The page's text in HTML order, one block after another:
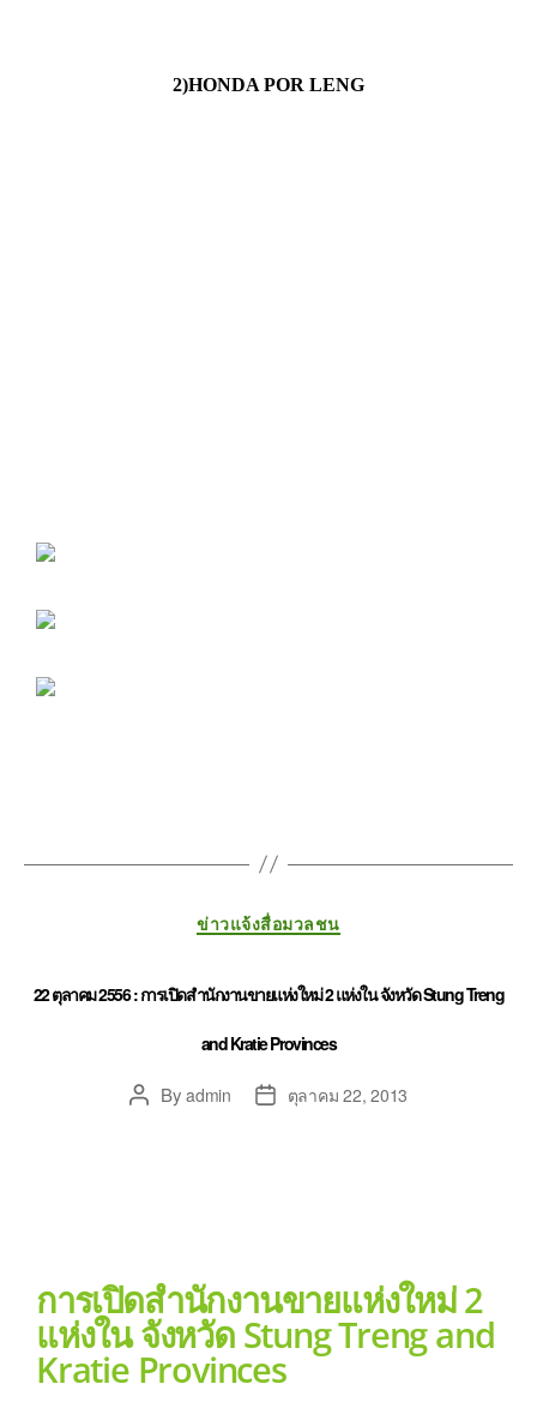
2)HONDA POR LENG
ข่าวแจ้งสื่อมวลชน
22 ตุลาคม 2556 : การเปิดสำนักงานขายแห่งใหม่ 2 แห่งใน จังหวัด Stung Treng
and Kratie Provinces
Byadmin ตุลาคม 22, 2013
การเปิดสำนักงานขายแห่งใหม่ 2
แห่งใน จังหวัด Stung Treng and
Kratie Provinces